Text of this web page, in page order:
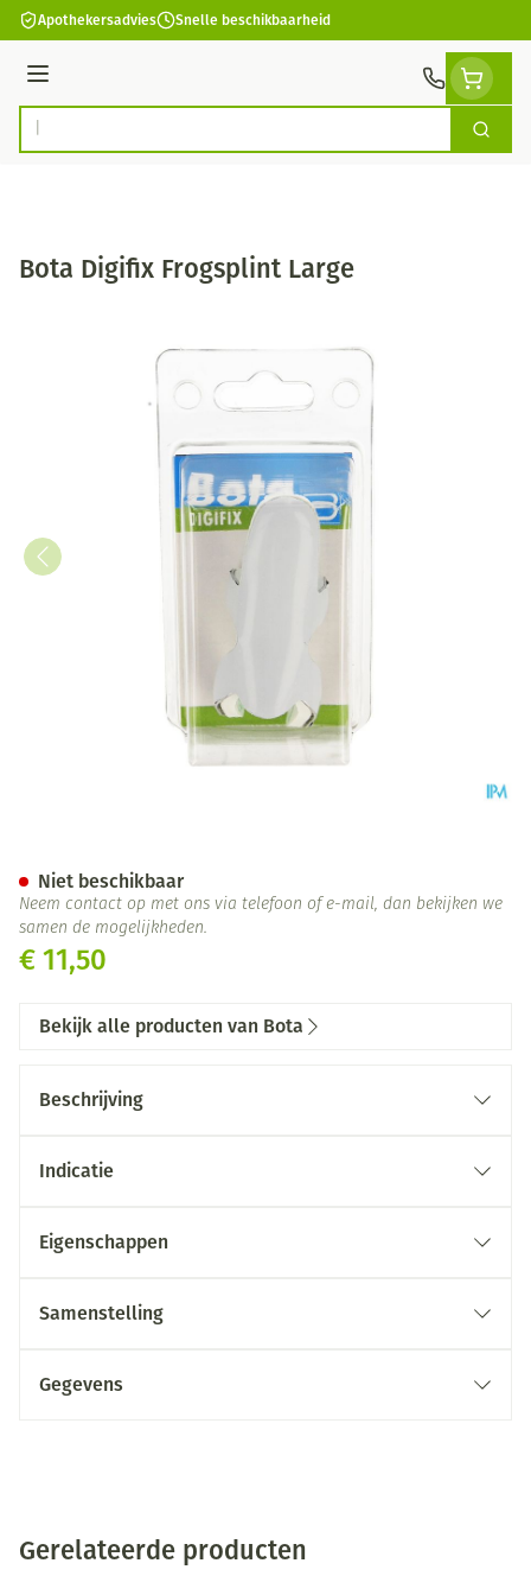
Ga naar de inhoud
Apothekersadvies Snelle beschikbaarheid
Menu
Product, merk, categorie... Zoek
Bota Digifix Frogsplint Large
€ 11,50
Niet beschikbaar
Neem contact op met ons via telefoon of e-mail, dan bekijken we
samen de mogelijkheden.
Bekijk alle producten van Bota
Beschrijving
Indicatie
Eigenschappen
Samenstelling
Gegevens
Gerelateerde producten